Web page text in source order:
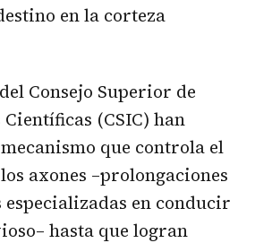
en la corteza
Consejo Superior de
(CSIC) han
que controla el
axones –prolongaciones
especializadas en conducir
hasta que logran